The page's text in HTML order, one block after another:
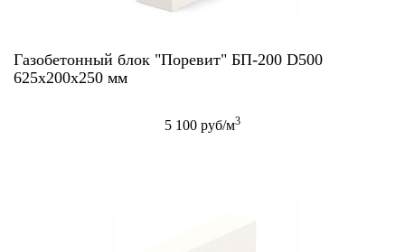
Газобетонный блок "Поревит" БП-200 D500
625х200х250 мм
5 100 руб/м3